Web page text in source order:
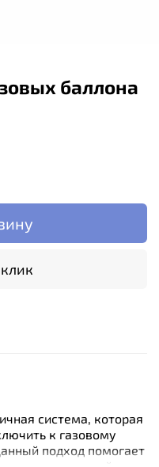
баллона
система, которая
к газовому
подход помогает